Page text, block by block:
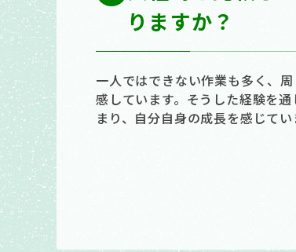
りますか？
一人ではできない作業も多く、
感しています。そうした経験を
まり、自分自身の成長を感じてい